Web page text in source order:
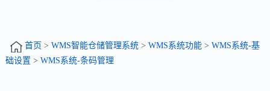
首页 > WMS智能仓储管理系统> WMS系统功能> WMS系统-基
础设置 > WMS系统-条码管理